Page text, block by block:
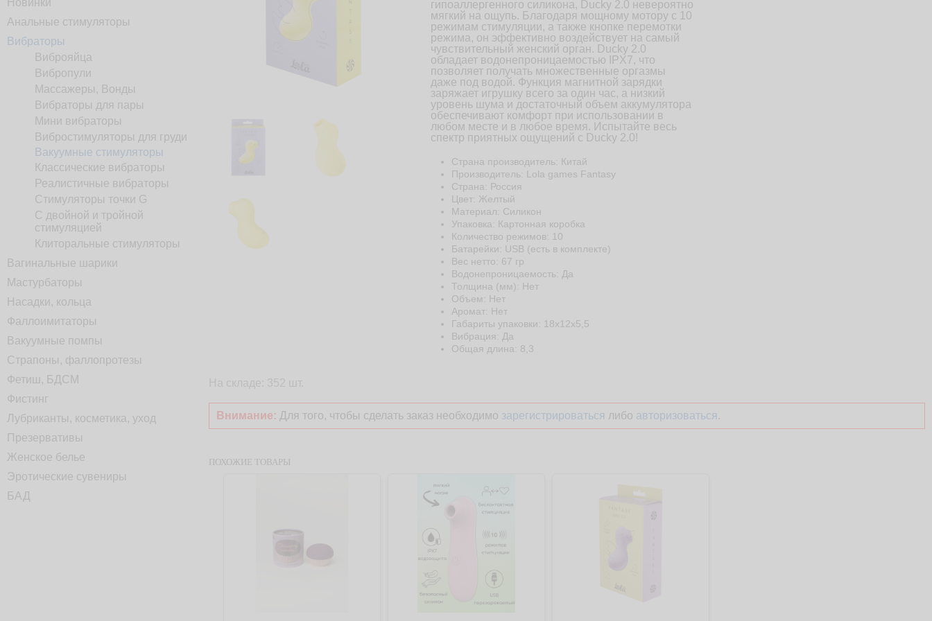
Новинки
Анальные стимуляторы
Вибраторы
Виброяйца
Вибропули
Массажеры, Вонды
Вибраторы для пары
Мини вибраторы
Вибростимуляторы для груди
Вакуумные стимуляторы
Классические вибраторы
Реалистичные вибраторы
Стимуляторы точки G
С двойной и тройной
стимуляцией
Клиторальные стимуляторы
Вагинальные шарики
Мастурбаторы
Насадки, кольца
Фаллоимитаторы
Вакуумные помпы
Страпоны, фаллопротезы
Фетиш, БДСМ
Фистинг
Лубриканты, косметика, уход
Презервативы
Женское белье
Эротические сувениры
БАД
гипоаллергенного силикона, Ducky 2.0 невероятно
мягкий на ощупь. Благодаря мощному мотору с 10
режимам стимуляции, а также кнопке перемотки
режима, он эффективно воздействует на самый
чувствительный женский орган. Ducky 2.0
обладает водонепроницаемостью IPX7, что
позволяет получать множественные оргазмы
даже под водой. Функция магнитной зарядки
заряжает игрушку всего за один час, а низкий
уровень шума и достаточный объем аккумулятора
обеспечивают комфорт при использовании в
любом месте и в любое время. Испытайте весь
спектр приятных ощущений с Ducky 2.0!
Страна производитель: Китай
Производитель: Lola games Fantasy
Страна: Россия
Цвет: Желтый
Материал: Cиликон
Упаковка: Картонная коробка
Количество режимов: 10
Батарейки: USB (есть в комплекте)
Веc нетто: 67 гр
Водонепроницаемость: Да
Толщина (мм): Нет
Объем: Нет
Аромат: Нет
Габариты упаковки: 18x12x5,5
Вибрация: Да
Общая длина: 8,3
Внимание: Для того, чтобы сделать заказ необходимо зарегистрироваться либо авторизоваться .
ПОХОЖИЕ ТОВАРЫ